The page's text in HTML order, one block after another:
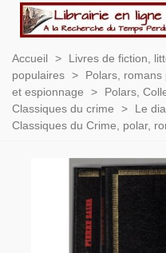
Accueil >
Livres de fiction,
populaires >
Polars, romans
et espionnage
>
Polars,
Classiques du crime
>
Le
Classiques du Crime, polar,